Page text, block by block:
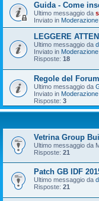
Guida - Come
Ultimo messaggio da
Inviato in
LEGGERE
Ultimo messaggio da
Inviato in
Risposte: 18
Regole del
Ultimo messaggio da
Inviato in
Risposte: 3
Vetrina Group
Ultimo messaggio da
Risposte: 21
Patch GB IDF
Ultimo messaggio da
Risposte: 21